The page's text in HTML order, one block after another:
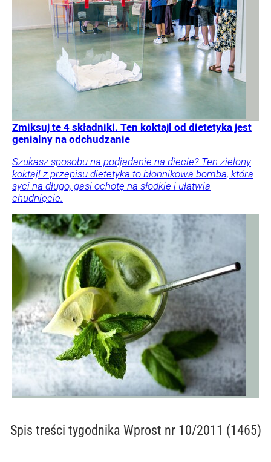
Zmiksuj te 4 składniki. Ten koktajl od dietetyka jest
genialny na odchudzanie
Szukasz sposobu na podjadanie na diecie? Ten zielony
koktajl z przepisu dietetyka to błonnikowa bomba, która
syci na długo, gasi ochotę na słodkie i ułatwia
chudnięcie.
Spis treści tygodnika Wprost nr 10/2011 (1465)